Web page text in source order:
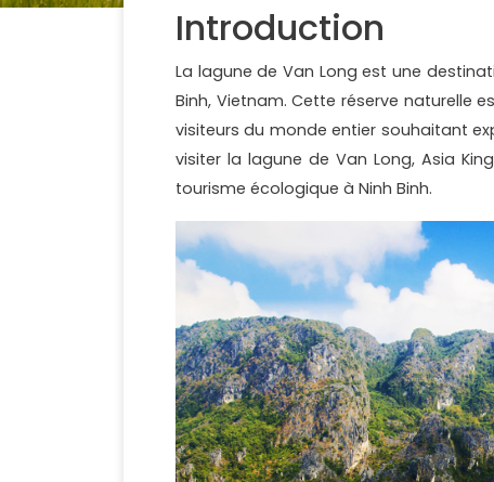
Introduction
La lagune de Van Long est une
Binh, Vietnam. Cette réserve naturelle
visiteurs du monde entier souhaitant
visiter la lagune de Van Long, Asia
tourisme écologique à Ninh Binh.